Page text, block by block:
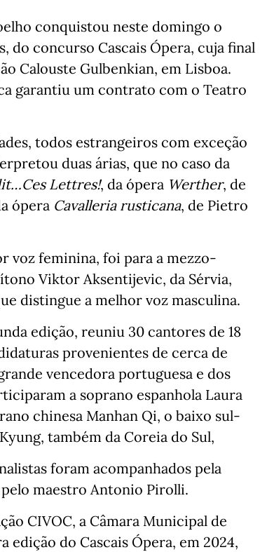
conquistou neste domingo o
do concurso Cascais Ópera, cuja final
Calouste Gulbenkian, em Lisboa.
garantiu um contrato com o Teatro
todos estrangeiros com exceção
duas árias, que no caso da
Lettres!, da ópera Werther, de
ópera Cavalleria rusticana, de Pietro
voz feminina, foi para a mezzo-
Viktor Aksentijevic, da Sérvia,
distingue a melhor voz masculina.
edição, reuniu 30 cantores de 18
provenientes de cerca de
vencedora portuguesa e dos
a soprano espanhola Laura
chinesa Manhan Qi, o baixo sul-
também da Coreia do Sul,
foram acompanhados pela
maestro Antonio Pirolli.
CIVOC, a Câmara Municipal de
edição do Cascais Ópera, em 2024,